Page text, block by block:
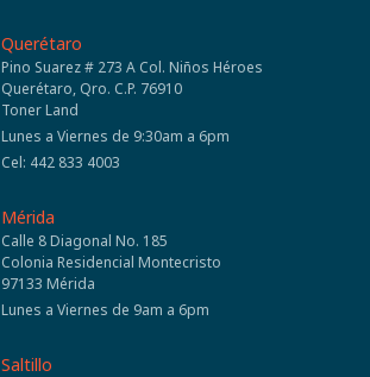
Querétaro
Pino Suarez # 273 A Col. Niños Héroes
Querétaro, Qro. C.P. 76910
Toner Land
Lunes a Viernes de 9:30am a 6pm
Cel: 442 833 4003
Mérida
Calle 8 Diagonal No. 185
Colonia Residencial Montecristo
97133 Mérida
Lunes a Viernes de 9am a 6pm
Saltillo